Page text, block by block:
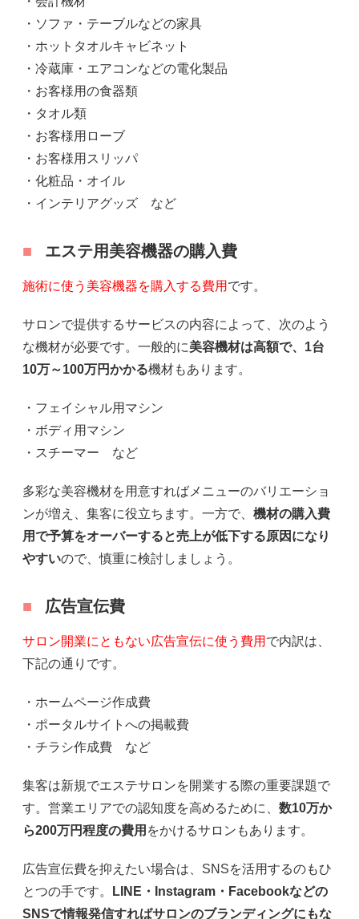
・ソファ・テーブルなどの家具
・ホットタオルキャビネット
・冷蔵庫・エアコンなどの電化製品
・お客様用の食器類
・タオル類
・お客様用ローブ
・お客様用スリッパ
・化粧品・オイル
・インテリアグッズ など
エステ用美容機器の購入費
施術に使う美容機器を購入する費用 です。
サロンで提供するサービスの内容によって、次のよう
な機材が必要です。一般的に美容機材は高額で、1台
10万～100万円かかる機材もあります。
・フェイシャル用マシン
・ボディ用マシン
・スチーマー など
多彩な美容機材を用意すればメニューのバリエーショ
ンが増え、集客に役立ちます。一方で、 機材の購入費
用で予算をオーバーすると売上が低下する原因になり
やすいので、慎重に検討しましょう。
広告宣伝費
サロン開業にともない広告宣伝に使う費用 で内訳は、
下記の通りです。
・ホームページ作成費
・ポータルサイトへの掲載費
・チラシ作成費 など
集客は新規でエステサロンを開業する際の重要課題で
す。営業エリアでの認知度を高めるために、 数10万か
ら200万円程度の費用 をかけるサロンもあります。
広告宣伝費を抑えたい場合は、SNSを活用するのもひ
とつの手です。
LINE・Instagram・Facebookなどの
SNSで情報発信すればサロンのブランディングにもな